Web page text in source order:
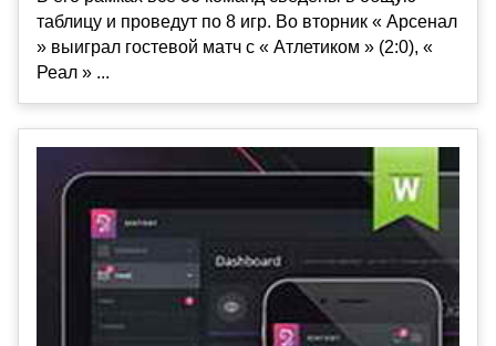
таблицу и проведут по 8 игр. Во вторник « Арсенал
» выиграл гостевой матч с « Атлетиком » (2:0), «
Реал » ...